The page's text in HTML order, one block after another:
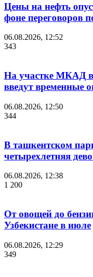
Цены на нефть
фоне переговоров
06.08.2026, 12:52
343
На участке МКАД
введут временные
06.08.2026, 12:50
344
В ташкентском
четырехлетняя
06.08.2026, 12:38
1 200
От овощей до
Узбекистане в июле
06.08.2026, 12:29
349